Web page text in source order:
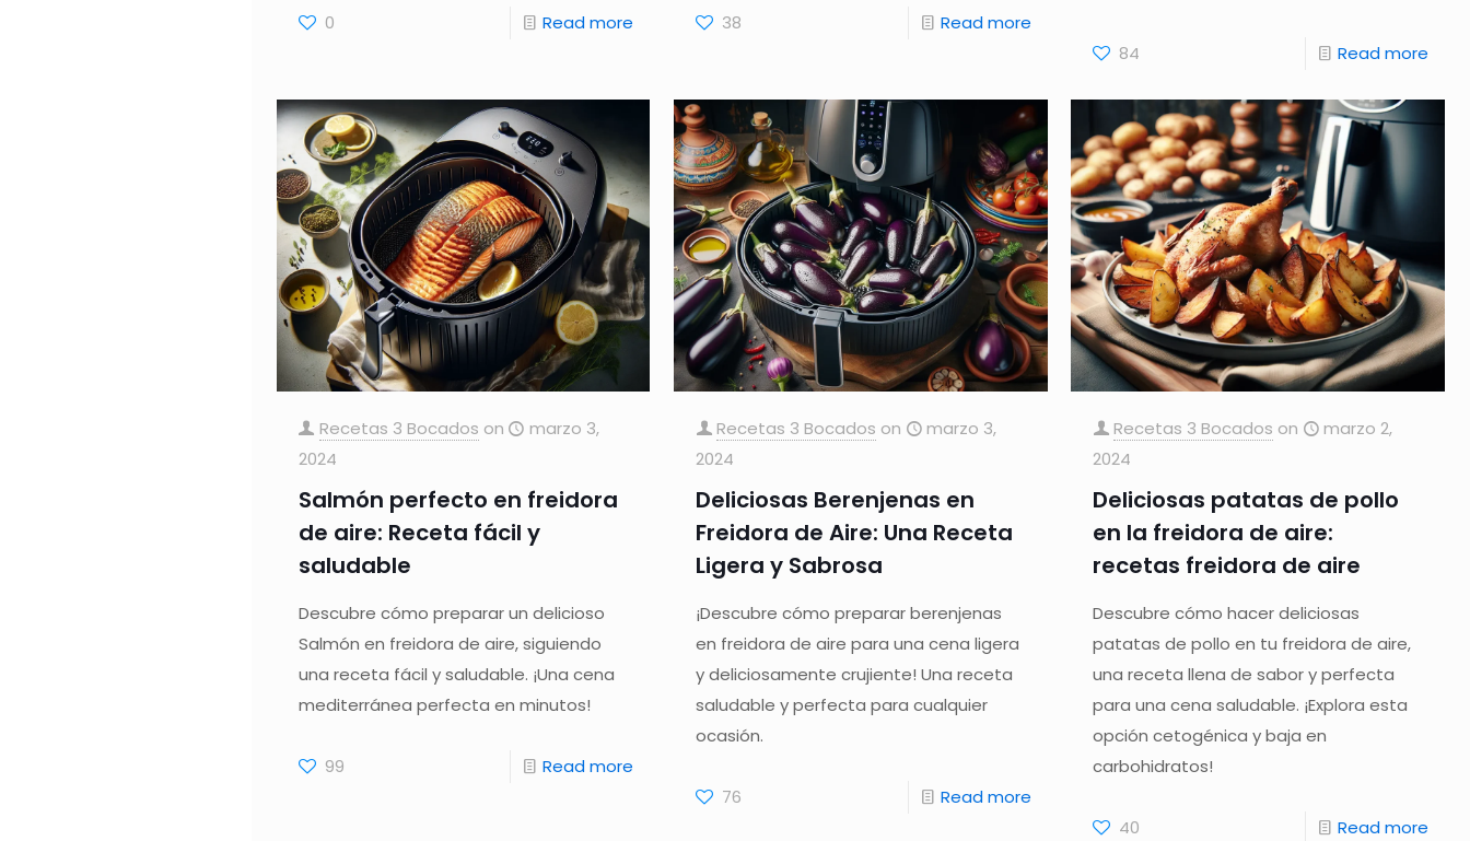
0 Read more 38 Read more
84 Read more
Recetas 3 Bocados on
marzo 3,
2024
Salmón perfecto en freidora
de aire: Receta fácil y
saludable
Descubre cómo preparar un delicioso
Salmón en freidora de aire, siguiendo
una receta fácil y saludable. ¡Una cena
mediterránea perfecta en minutos!
99 Read more
Recetas 3 Bocados on
marzo 3,
2024
Deliciosas Berenjenas en
Freidora de Aire: Una Receta
Ligera y Sabrosa
¡Descubre cómo preparar berenjenas
en freidora de aire para una cena ligera
y deliciosamente crujiente! Una receta
saludable y perfecta para cualquier
ocasión.
76 Read more
Recetas 3 Bocados on
marzo 2,
2024
Deliciosas patatas de pollo
en la freidora de aire:
recetas freidora de aire
Descubre cómo hacer deliciosas
patatas de pollo en tu freidora de aire,
una receta llena de sabor y perfecta
para una cena saludable. ¡Explora esta
opción cetogénica y baja en
carbohidratos!
40 Read more